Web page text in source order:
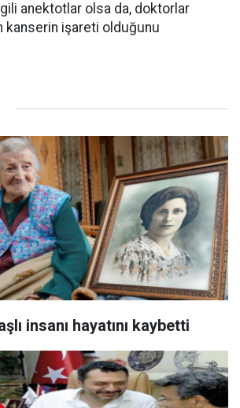
anektotlar olsa da, doktorlar
kanserin işareti olduğunu
insanı hayatını kaybetti